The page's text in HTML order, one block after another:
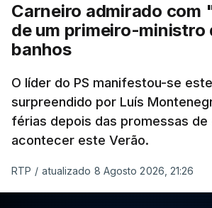
Carneiro admirado com
de um primeiro-ministro
banhos
O líder do PS manifestou-se
surpreendido por Luís
férias depois das promessas de
acontecer este Verão.
RTP / atualizado 8 Agosto 2026, 21:26